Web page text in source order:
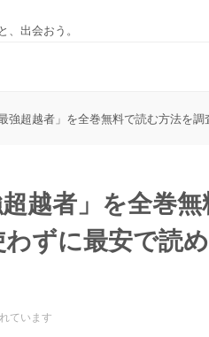
、出会おう。
強超越者」を全巻無料で読む方法を
越者」を全巻
ずに最安で読
ています